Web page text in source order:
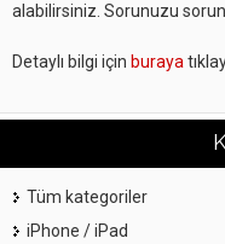
alabilirsiniz. Sorunuzu sorun
Detaylı bilgi için buraya
Tüm kategoriler
iPhone / iPad